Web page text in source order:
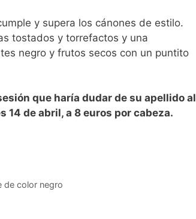
y supera los cánones de estilo.
tostados y torrefactos y una
negro y frutos secos con un puntito
que haría dudar de su apellido al
14 de abril, a 8 euros por cabeza.
de color negro